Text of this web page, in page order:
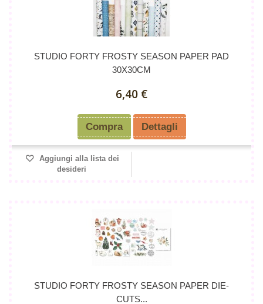
STUDIO FORTY FROSTY SEASON PAPER PAD
30X30CM
6,40 €
Compra Dettagli
Aggiungi alla lista dei
desideri
STUDIO FORTY FROSTY SEASON PAPER DIE-
CUTS...